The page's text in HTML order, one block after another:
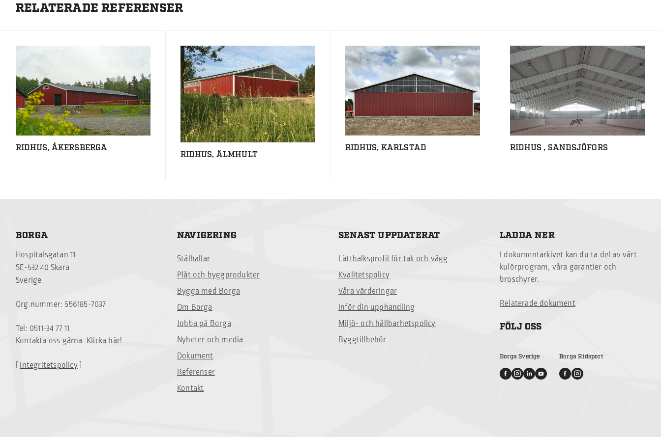
RELATERADE REFERENSER
RIDHUS, ÅKERSBERGA
RIDHUS, ÄLMHULT
RIDHUS, KARLSTAD RIDHUS , SANDSJÖFORS
BORGA
Hospitalsgatan 11
SE-532 40 Skara
Sverige
Org.nummer: 556185-7037
Tel: 0511-34 77 11
Kontakta oss gärna. Klicka här!
[Integritetspolicy]
NAVIGERING
Stålhallar
Plåt och byggprodukter
Bygga med Borga
Om Borga
Jobba på Borga
Nyheter och media
Dokument
Referenser
Kontakt
SENAST UPPDATERAT
Lättbalksprofil för tak och vägg
Kvalitetspolicy
Våra värderingar
Inför din upphandling
Miljö- och hållbarhetspolicy
Byggtillbehör
LADDA NER
I dokumentarkivet kan du ta del av vårt
kulörprogram, våra garantier och
broschyrer.
Relaterade dokument
FÖLJ OSS
Borga Sverige Borga Ridsport